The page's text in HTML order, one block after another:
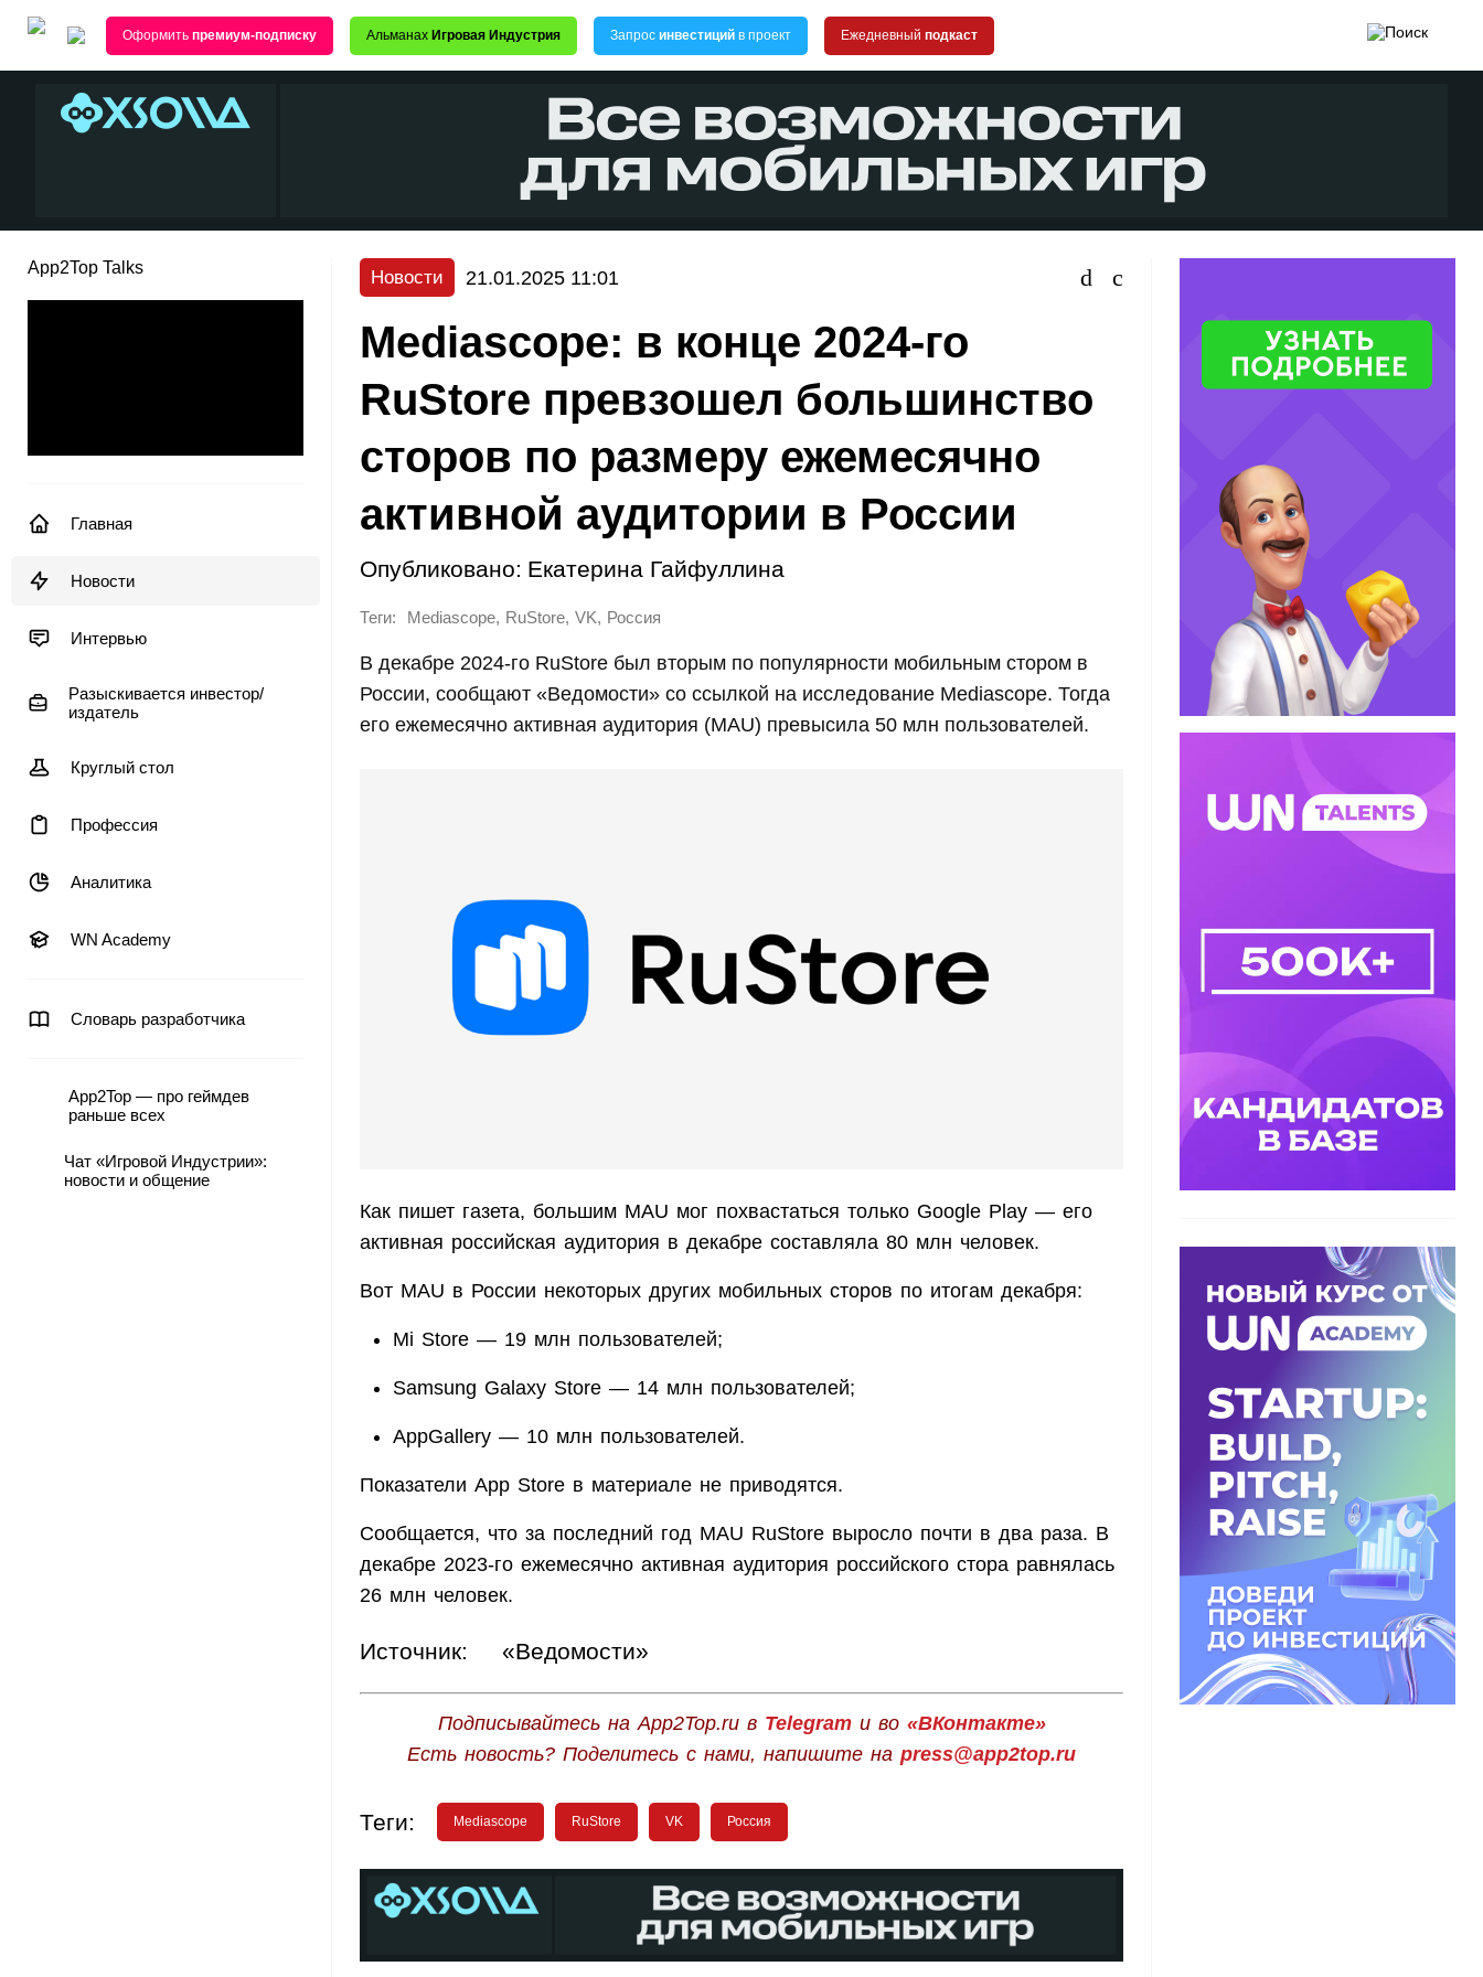
Оформить премиум-подписку Альманах Игровая Индустрия Запрос инвестиций в проект Ежедневный подкаст
App2Top Talks
Главная
Новости
Интервью
Разыскивается инвестор/
издатель
Круглый стол
Профессия
Аналитика
WN Academy
Словарь разработчика
App2Top — про геймдев
раньше всех
Чат «Игровой Индустрии»:
новости и общение
Новости 21.01.2025 11:01
Mediascope: в конце 2024-го
RuStore превзошел большинство
сторов по размеру ежемесячно
активной аудитории в России
Опубликовано: Екатерина Гайфуллина
Теги: Mediascope, RuStore, VK, Россия
В декабре 2024-го RuStore был вторым по популярности мобильным стором в
России, сообщают «Ведомости» со ссылкой на исследование Mediascope. Тогда
его ежемесячно активная аудитория (MAU) превысила 50 млн пользователей.
Как пишет газета, большим MAU мог похвастаться только Google Play — его
активная российская аудитория в декабре составляла 80 млн человек.
Вот MAU в России некоторых других мобильных сторов по итогам декабря:
Mi Store — 19 млн пользователей;
Samsung Galaxy Store — 14 млн пользователей;
AppGallery — 10 млн пользователей.
Показатели App Store в материале не приводятся.
Сообщается, что за последний год MAU RuStore выросло почти в два раза. В
декабре 2023-го ежемесячно активная аудитория российского стора равнялась
26 млн человек.
Источник: «Ведомости»
Подписывайтесь на App2Top.ru в Telegramи во «ВКонтакте»
Есть новость? Поделитесь с нами, напишите на press@app2top.ru
Теги: Mediascope RuStore VK Россия